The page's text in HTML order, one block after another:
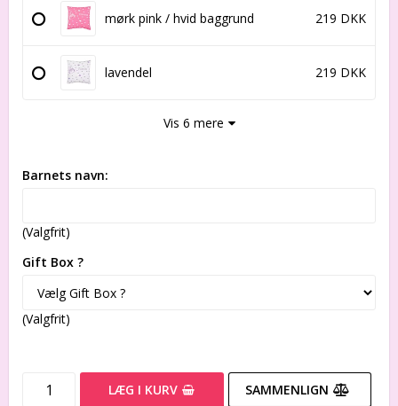
mørk pink / hvid baggrund 219 DKK
lavendel 219 DKK
Vis 6 mere
Barnets navn:
(Valgfrit)
Gift Box ?
(Valgfrit)
LÆG I KURV SAMMENLIGN